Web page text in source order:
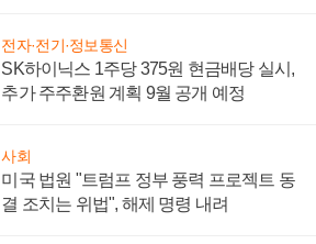
전자·전기·정보통신
SK하이닉스 1주당 375원 현금배당 실시,
추가 주주환원 계획 9월 공개 예정
사회
미국 법원 "트럼프 정부 풍력 프로젝트 동
결 조치는 위법", 해제 명령 내려